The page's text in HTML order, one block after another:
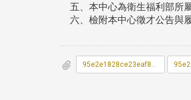
五、本中心為衛生福利部所
六、檢附本中心徵才公告與
95e2e1828ce23eaf8a444302e1a5a486_A21000600J_1150660327_doc1_Attach1.pdf